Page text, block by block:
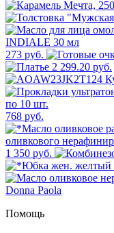
273 руб.
2 299.20 руб.
768 руб.
1 350 руб.
Помощь